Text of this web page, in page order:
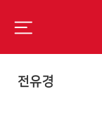
전유경